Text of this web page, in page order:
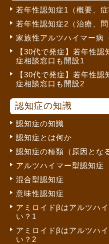
若年性認知症1（概要、症
若年性認知症2（治療、
家族性アルツハイマー病
【30代で発症】若年性
症相談窓口も開設1
【30代で発症】若年性
症相談窓口も開設2
認知症の知識
認知症の知識
認知症とは何か
認知症の種類（原因とな
アルツハイマー型認知症
混合型認知症
意味性認知症
アミロイドβはアルツハ
い？1
アミロイドβはアルツハ
い？2